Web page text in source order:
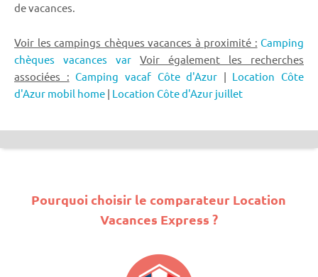
de vacances.
Voir les campings chèques vacances à proximité : Camping
chèques vacances var
Voir également les recherches
associées : Camping vacaf Côte d'Azur | Location Côte
d'Azur mobil home | Location Côte d'Azur juillet
Pourquoi choisir le comparateur Location
Vacances Express ?